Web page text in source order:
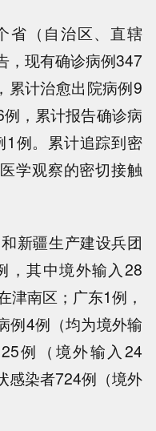
省（自治区、直辖
，现有确诊病例347
累计治愈出院病例9
，累计报告确诊病
例。累计追踪到密
学观察的密切接触
新疆生产建设兵团
，其中境外输入28
津南区；广东1例，
例4例（均为境外输
例（境外输入24
感染者724例（境外